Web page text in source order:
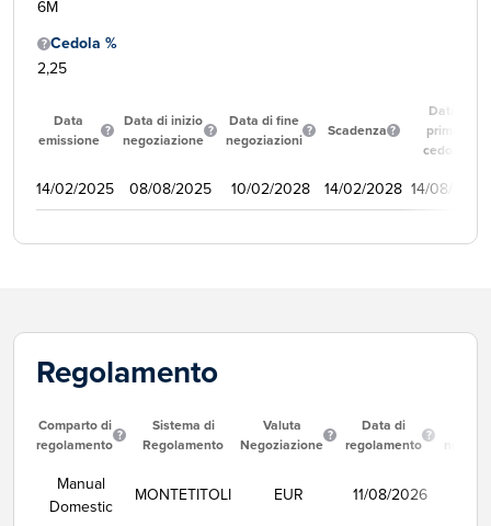
6M
Cedola %
2,25
Data
emissione
Data di inizio
negoziazione
Data di fine
negoziazioni
Scadenza
Data
prima
cedola
14/02/2025 08/08/2025 10/02/2028 14/02/2028 14/08/2025
Regolamento
Comparto di
regolamento
Sistema di
Regolamento
Valuta
Negoziazione
Data di
regolamento
Manual
Domestic
MONTETITOLI EUR 11/08/2026